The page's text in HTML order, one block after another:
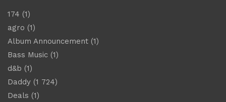
174 (1)
agro (1)
Album Announcement (1)
Bass Music (1)
d&b (1)
Daddy (1 724)
Deals (1)